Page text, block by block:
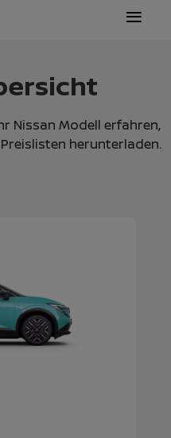
Nissan Modell erfahren,
herunterladen.
≡